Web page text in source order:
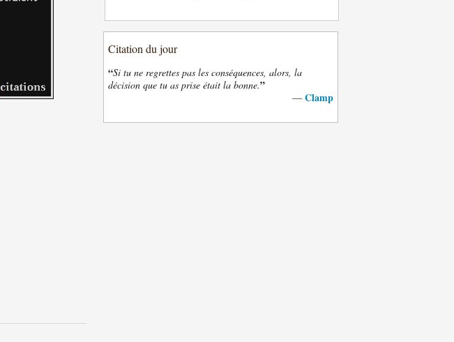
Citation du jour
“Si tu ne regrettes pas les conséquences, alors, la
décision que tu as prise était la bonne.”
— Clamp